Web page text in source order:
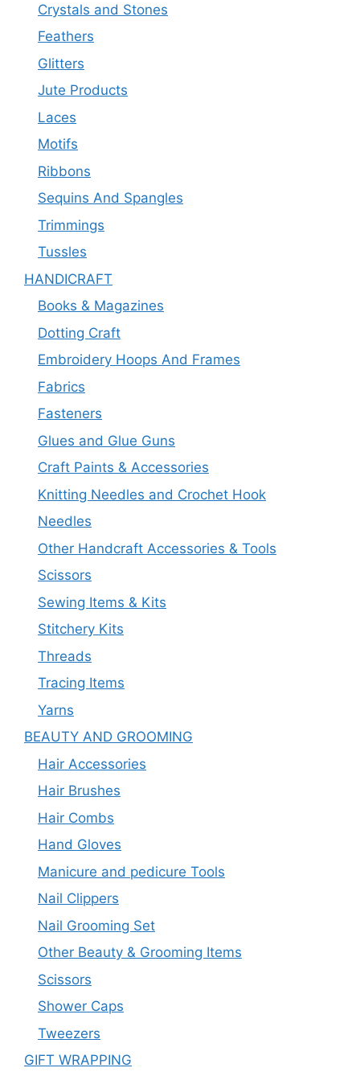
Crystals and Stones
Feathers
Glitters
Jute Products
Laces
Motifs
Ribbons
Sequins And Spangles
Trimmings
Tussles
HANDICRAFT
Books & Magazines
Dotting Craft
Embroidery Hoops And Frames
Fabrics
Fasteners
Glues and Glue Guns
Craft Paints & Accessories
Knitting Needles and Crochet Hook
Needles
Other Handcraft Accessories & Tools
Scissors
Sewing Items & Kits
Stitchery Kits
Threads
Tracing Items
Yarns
BEAUTY AND GROOMING
Hair Accessories
Hair Brushes
Hair Combs
Hand Gloves
Manicure and pedicure Tools
Nail Clippers
Nail Grooming Set
Other Beauty & Grooming Items
Scissors
Shower Caps
Tweezers
GIFT WRAPPING